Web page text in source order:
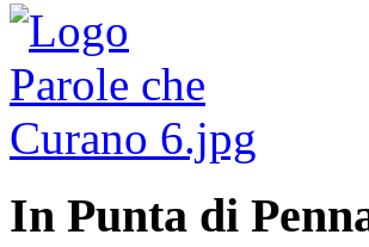
In Punta di